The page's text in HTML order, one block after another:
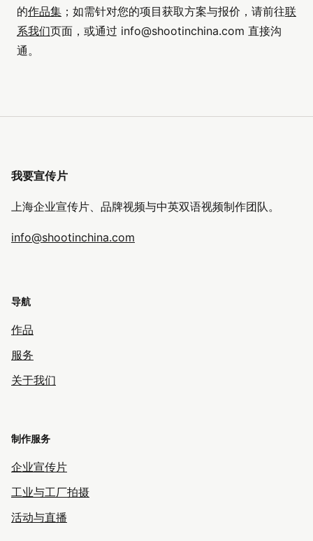
的作品集 ；如需针对您的项目获取方案与报价，请前往联
系我们页面，或通过 info@shootinchina.com 直接沟
通。
我要宣传片
上海企业宣传片、品牌视频与中英双语视频制作团队。
info@shootinchina.com
导航
作品
服务
关于我们
制作服务
企业宣传片
工业与工厂拍摄
活动与直播